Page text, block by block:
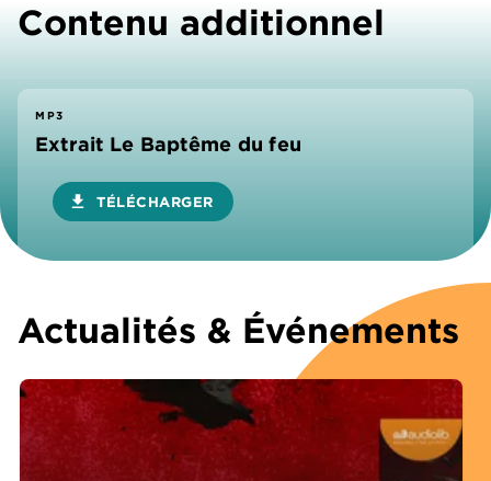
Contenu additionnel
MP3
Extrait Le Baptême du feu
download TÉLÉCHARGER
Actualités & Événements